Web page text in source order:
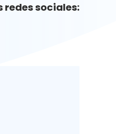
sociales: